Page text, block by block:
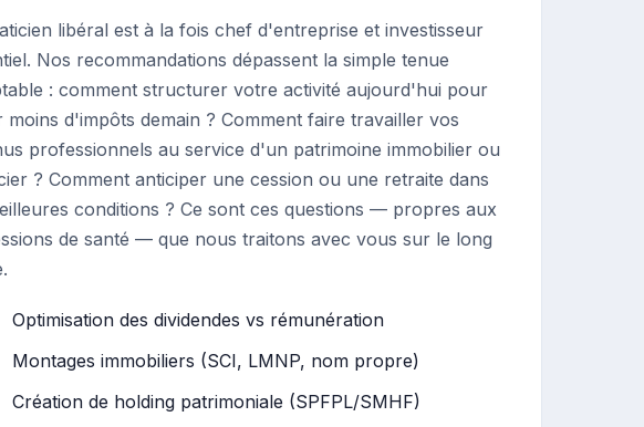
libéral est à la fois chef d'entreprise et investisseur
Nos recommandations dépassent la simple tenue
: comment structurer votre activité aujourd'hui pour
moins d'impôts demain ? Comment faire travailler vos
professionnels au service d'un patrimoine immobilier ou
? Comment anticiper une cession ou une retraite dans
conditions ? Ce sont ces questions — propres aux
de santé — que nous traitons avec vous sur le long
Optimisation des dividendes vs rémunération
Montages immobiliers (SCI, LMNP, nom propre)
Création de holding patrimoniale (SPFPL/SMHF)